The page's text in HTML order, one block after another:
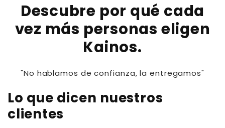
Descubre por qué cada
vez más personas eligen
Kainos.
"No hablamos de confianza, la entregamos"
Lo que dicen nuestros
clientes